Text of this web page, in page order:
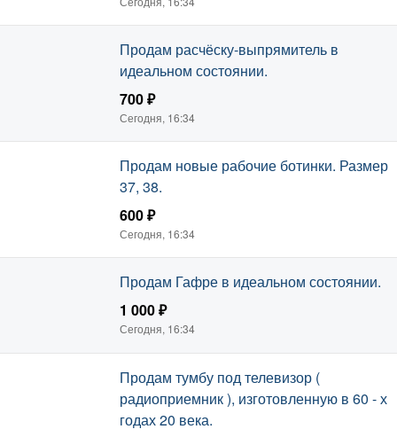
Продам расчёску-выпрямитель в
идеальном состоянии.
700 ₽
Сегодня, 16:34
Продам новые рабочие ботинки. Размер
37, 38.
600 ₽
Сегодня, 16:34
Продам Гафре в идеальном состоянии.
1 000 ₽
Сегодня, 16:34
Продам тумбу под телевизор (
радиоприемник ), изготовленную в 60 - х
годах 20 века.